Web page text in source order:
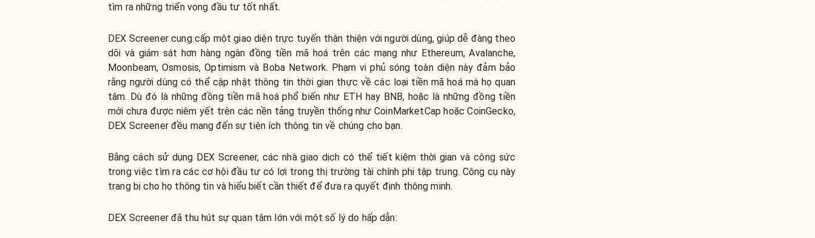
tìm ra những triển vọng đầu tư tốt nhất.
DEX Screener cung cấp một giao diện trực tuyến thân thiện với người dùng, giúp dễ đàng theo
dõi và giám sát hơn hàng ngàn đồng tiền mã hoá trên các mạng như Ethereum, Avalanche,
Moonbeam, Osmosis, Optimism và Boba Network. Phạm vi phủ sóng toàn diện này đảm bảo
rằng người dùng có thể cập nhật thông tin thời gian thực về các loại tiền mã hoá mà họ quan
tâm. Dù đó là những đồng tiền mã hoá phổ biến như ETH hay BNB, hoặc là những đồng tiền
mới chưa được niêm yết trên các nền tảng truyền thống như CoinMarketCap hoặc CoinGecko,
DEX Screener đều mang đến sự tiện ích thông tin về chúng cho bạn.
Bằng cách sử dụng DEX Screener, các nhà giao dịch có thể tiết kiệm thời gian và công sức
trong việc tìm ra các cơ hội đầu tư có lợi trong thị trường tài chính phi tập trung. Công cụ này
trang bị cho họ thông tin và hiểu biết cần thiết để đưa ra quyết định thông minh.
DEX Screener đã thu hút sự quan tâm lớn với một số lý do hấp dẫn: